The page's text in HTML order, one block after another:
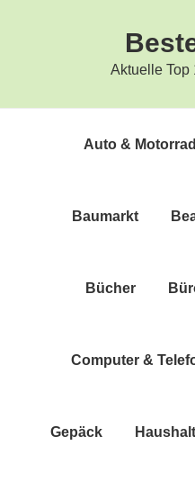
Aktuelle Top
Auto & Motorrad
Bau­markt
Bücher
Com­pu­ter &
Gepäck